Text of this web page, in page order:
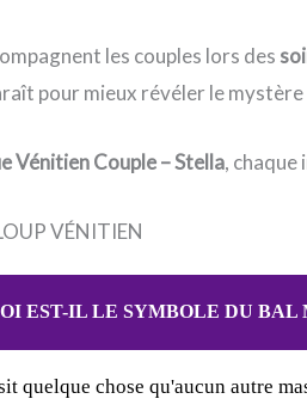
les couples lors des
pour mieux révéler le
Vénitien Couple – Stella, chaque
VÉNITIEN
EST-IL LE SYMBOLE DU BAL
quelque chose qu'aucun autre